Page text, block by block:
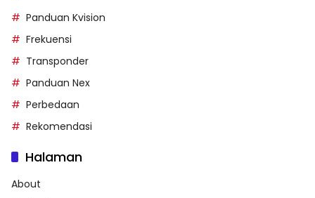
Panduan Kvision
Frekuensi
Transponder
Panduan Nex
Perbedaan
Rekomendasi
Halaman
About